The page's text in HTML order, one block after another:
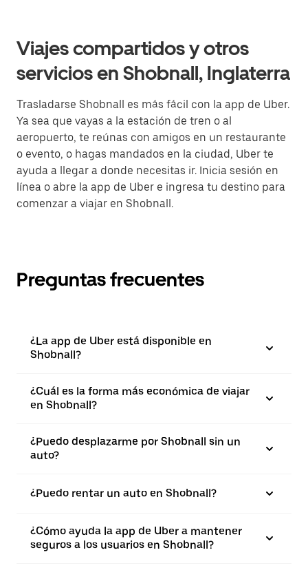
Viajes compartidos y otros
servicios en Shobnall, Inglaterra
Trasladarse Shobnall es más fácil con la app de Uber.
Ya sea que vayas a la estación de tren o al
aeropuerto, te reúnas con amigos en un restaurante
o evento, o hagas mandados en la ciudad, Uber te
ayuda a llegar a donde necesitas ir. Inicia sesión en
línea o abre la app de Uber e ingresa tu destino para
comenzar a viajar en Shobnall.
Preguntas frecuentes
¿La app de Uber está disponible en
Shobnall?
¿Cuál es la forma más económica de viajar
en Shobnall?
¿Puedo desplazarme por Shobnall sin un
auto?
¿Puedo rentar un auto en Shobnall?
¿Cómo ayuda la app de Uber a mantener
seguros a los usuarios en Shobnall?